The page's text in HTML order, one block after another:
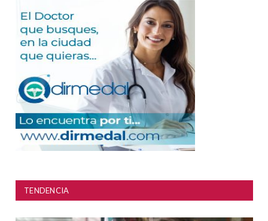
TENDENCIA